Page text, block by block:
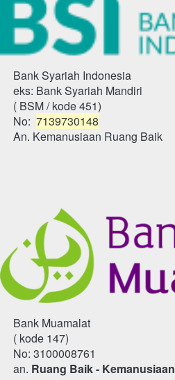
Bank Syariah Indonesia
eks: Bank Syariah Mandiri
( BSM / kode 451)
No: 7139730148
An. Kemanusiaan Ruang Baik
Bank Muamalat
( kode 147)
No: 3100008761
an. Ruang Baik - Kemanusiaan